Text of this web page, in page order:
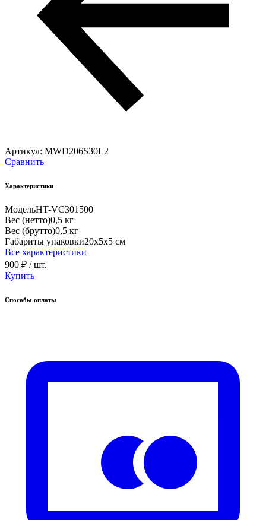
Артикул: MWD206S30L2
Сравнить
Характеристики
МодельHT-VC301500
Вес (нетто)0,5 кг
Вес (брутто)0,5 кг
Габариты упаковки20х5х5 см
Все характеристики
900 ₽ / шт.
Купить
Способы оплаты